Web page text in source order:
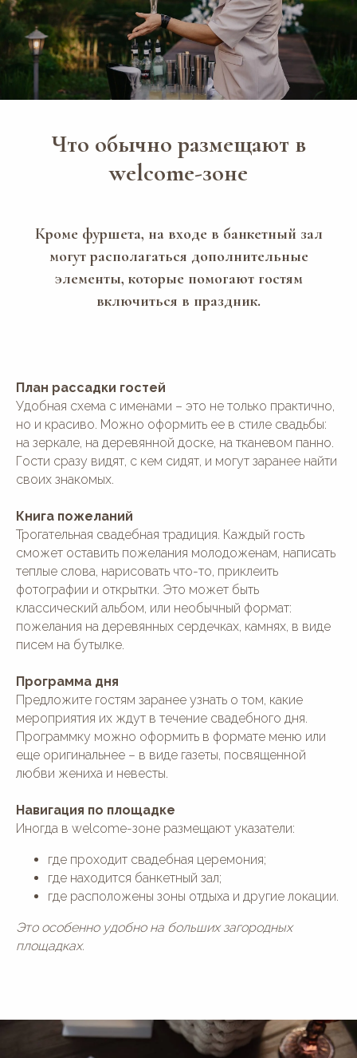
Что обычно размещают в
welcome-зоне
Кроме фуршета, на входе в банкетный зал
могут располагаться дополнительные
элементы, которые помогают гостям
включиться в праздник.
План рассадки гостей
Удобная схема с именами – это не только практично,
но и красиво. Можно оформить ее в стиле свадьбы:
на зеркале, на деревянной доске, на тканевом панно.
Гости сразу видят, с кем сидят, и могут заранее найти
своих знакомых.
Книга пожеланий
Трогательная свадебная традиция. Каждый гость
сможет оставить пожелания молодоженам, написать
теплые слова, нарисовать что-то, приклеить
фотографии и открытки. Это может быть
классический альбом, или необычный формат:
пожелания на деревянных сердечках, камнях, в виде
писем на бутылке.
Программа дня
Предложите гостям заранее узнать о том, какие
мероприятия их ждут в течение свадебного дня.
Программку можно оформить в формате меню или
еще оригинальнее – в виде газеты, посвященной
любви жениха и невесты.
Навигация по площадке
Иногда в welcome-зоне размещают указатели:
где проходит свадебная церемония;
где находится банкетный зал;
где расположены зоны отдыха и другие локации.
Это особенно удобно на больших загородных
площадках.